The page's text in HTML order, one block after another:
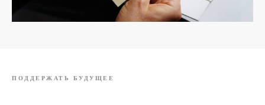
ПОДДЕРЖАТЬ БУДУЩЕЕ